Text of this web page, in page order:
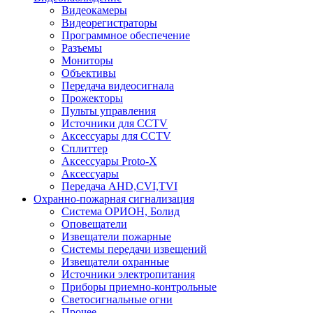
Видеокамеры
Видеорегистраторы
Программное обеспечение
Разъемы
Мониторы
Объективы
Передача видеосигнала
Прожекторы
Пульты управления
Источники для CCTV
Аксессуары для CCTV
Сплиттер
Аксессуары Proto-X
Аксессуары
Передача AHD,CVI,TVI
Охранно-пожарная сигнализация
Система ОРИОН, Болид
Оповещатели
Извещатели пожарные
Системы передачи извещений
Извещатели охранные
Источники электропитания
Приборы приемно-контрольные
Светосигнальные огни